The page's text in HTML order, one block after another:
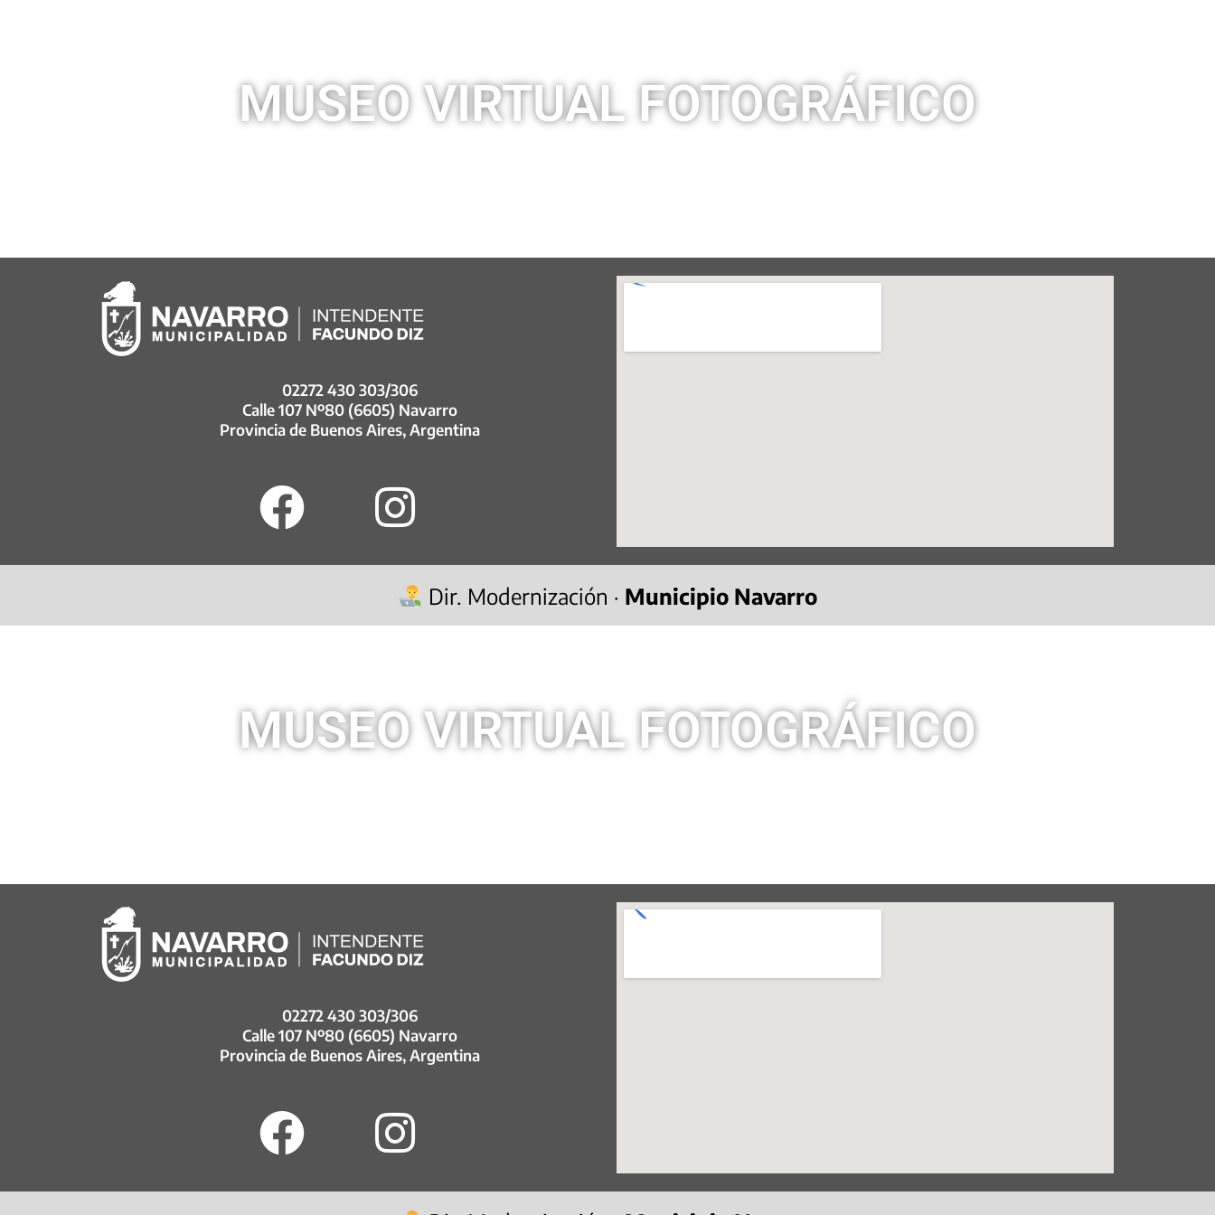
MUSEO VIRTUAL FOTOGRÁFICO
02272 430 303/306
Calle 107 Nº80 (6605) Navarro
Provincia de Buenos Aires, Argentina
Dir. Modernización · Municipio Navarro
MUSEO VIRTUAL FOTOGRÁFICO
02272 430 303/306
Calle 107 Nº80 (6605) Navarro
Provincia de Buenos Aires, Argentina